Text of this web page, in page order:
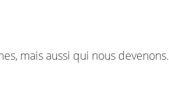
mais aussi qui nous devenons.